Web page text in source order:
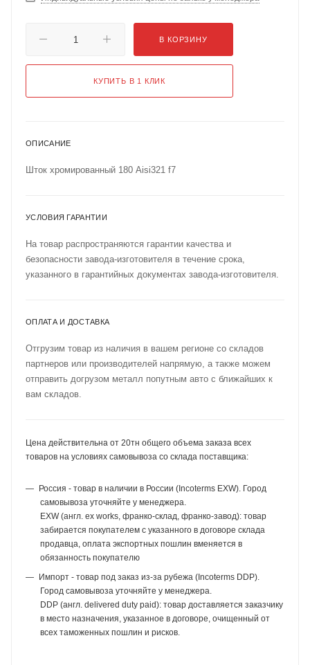
В КОРЗИНУ
КУПИТЬ В 1 КЛИК
ОПИСАНИЕ
Шток хромированный 180 Aisi321 f7
УСЛОВИЯ ГАРАНТИИ
На товар распространяются гарантии качества и
безопасности завода-изготовителя в течение срока,
указанного в гарантийных документах завода-изготовителя.
ОПЛАТА И ДОСТАВКА
Отгрузим товар из наличия в вашем регионе со складов
партнеров или производителей напрямую, а также можем
отправить догрузом металл попутным авто с ближайших к
вам складов.
Цена действительна от 20тн общего объема заказа всех
товаров на условиях самовывоза со склада поставщика:
Россия - товар в наличии в России (Incoterms EXW). Город
самовывоза уточняйте у менеджера.
EXW (англ. ex works, франко-склад, франко-завод): товар
забирается покупателем с указанного в договоре склада
продавца, оплата экспортных пошлин вменяется в
обязанность покупателю
Импорт - товар под заказ из-за рубежа (Incoterms DDP).
Город самовывоза уточняйте у менеджера.
DDP (англ. delivered duty paid): товар доставляется заказчику
в место назначения, указанное в договоре, очищенный от
всех таможенных пошлин и рисков.